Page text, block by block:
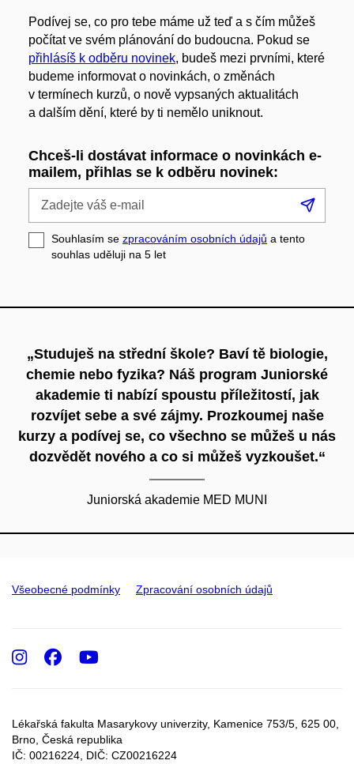
Podívej se, co pro tebe máme už teď a s čím můžeš
počítat ve svém plánování do budoucna. Pokud se
přihlásíš k odběru novinek, budeš mezi prvními, které
budeme informovat o novinkách, o změnách
v termínech kurzů, o nově vypsaných aktualitách
a dalším dění, které by ti nemělo uniknout.
Chceš-li dostávat informace o novinkách e-
mailem, přihlas se k odběru novinek:
e-
mail
Souhlasím se zpracováním osobních údajů a tento
souhlas uděluji na 5 let
„Studuješ na střední škole? Baví tě biologie,
chemie nebo fyzika? Náš program Juniorské
akademie ti nabízí spoustu příležitostí, jak
rozvíjet sebe a své zájmy. Prozkoumej naše
kurzy a podívej se, co všechno se můžeš u nás
dozvědět nového a co si můžeš vyzkoušet.“
Juniorská akademie MED MUNI
Všeobecné podmínky Zpracování osobních údajů
Lékařská fakulta Masarykovy univerzity, Kamenice 753/5​, 625 00,
Brno, Česká republika
IČ: 00216224, DIČ: CZ00216224
Instagram
Facebook